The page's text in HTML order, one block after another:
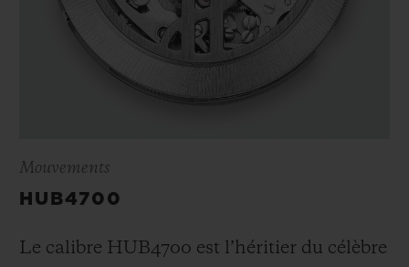
Mouvements
HUB4700
Le calibre HUB4700 est l’héritier du célèbre